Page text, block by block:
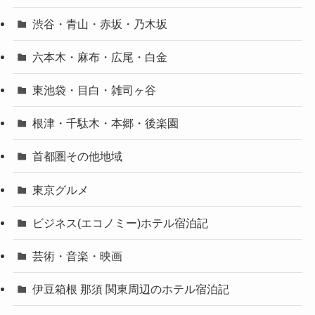
渋谷・青山・赤坂・乃木坂
六本木・麻布・広尾・白金
東池袋・目白・雑司ヶ谷
根津・千駄木・本郷・後楽園
首都圏その他地域
東京グルメ
ビジネス(エコノミー)ホテル宿泊記
芸術・音楽・映画
伊豆箱根 那須 関東周辺のホテル宿泊記